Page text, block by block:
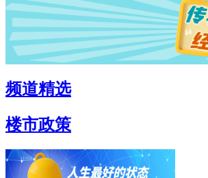
频道精选
楼市政策